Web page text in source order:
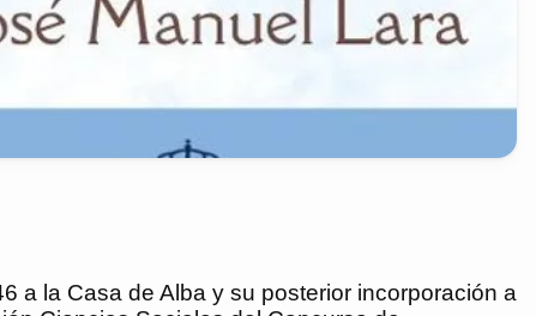
a la Casa de Alba y su posterior incorporación a